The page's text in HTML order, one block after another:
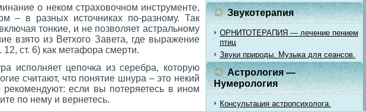
о неком страховочном инструменте,
– в разных источниках по-разному. Так
тонкие, и не позволяет астральному
взято из Ветхого Завета, где выражение
ст. 6) как метафора смерти.
исполняет цепочка из серебра, которую
считают, что понятие шнура – это некий
если вы потеряетесь в ином
по нему и вернетесь.
Звукотерапия
ОРНИТОТЕРАПИЯ — лечение пением
птиц
Звуки природы. Музыка для сеансов.
Астрология —
Нумерология
Консультация астропсихолога.